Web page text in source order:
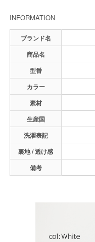
INFORMATION
ブランド名
商品名
型番
カラー
素材
生産国
洗濯表記
裏地 / 透け感
備考